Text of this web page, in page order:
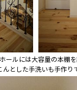
ールには大容量の本棚
んとした手洗いも手作